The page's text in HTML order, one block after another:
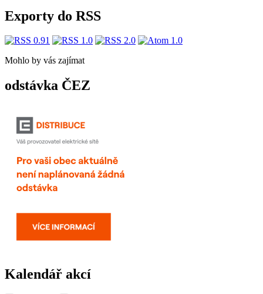
Exporty do RSS
Mohlo by vás zajímat
odstávka ČEZ
Kalendář akcí